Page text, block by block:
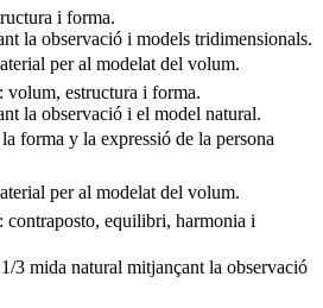
i forma.
la observació i models tridimensionals.
per al modelat del volum.
volum, estructura i forma.
la observació i el model natural.
forma y la expressió de la persona
per al modelat del volum.
contraposto, equilibri, harmonia i
3 mida natural mitjançant la observació